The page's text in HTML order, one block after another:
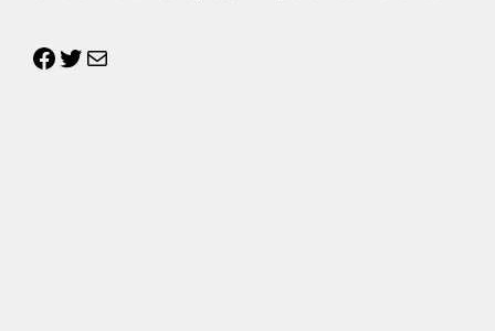
Facebook
Twitter
Mail